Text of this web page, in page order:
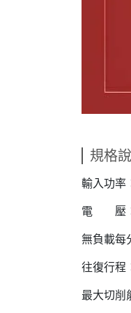
規格
輸入功率
電 壓：
無負載每
往復行程
最大切削